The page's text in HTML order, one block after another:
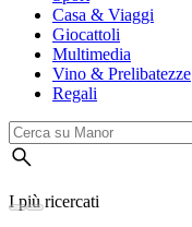
Casa & Viaggi
Giocattoli
Multimedia
Vino & Prelibatezze
Regali
I più ricercati